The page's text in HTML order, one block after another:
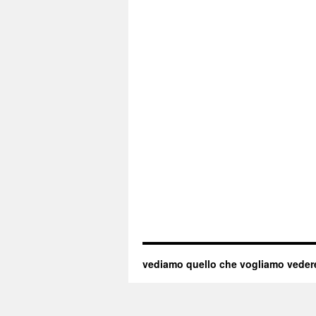
vediamo quello che vogliamo